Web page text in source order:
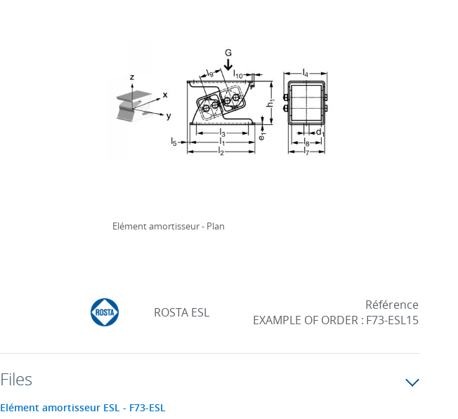
Elément amortisseur - Plan
ROSTA ESL EXAMPLE OF ORDER :
Référence
F73-ESL15
Files
Elément amortisseur ESL - F73-ESL